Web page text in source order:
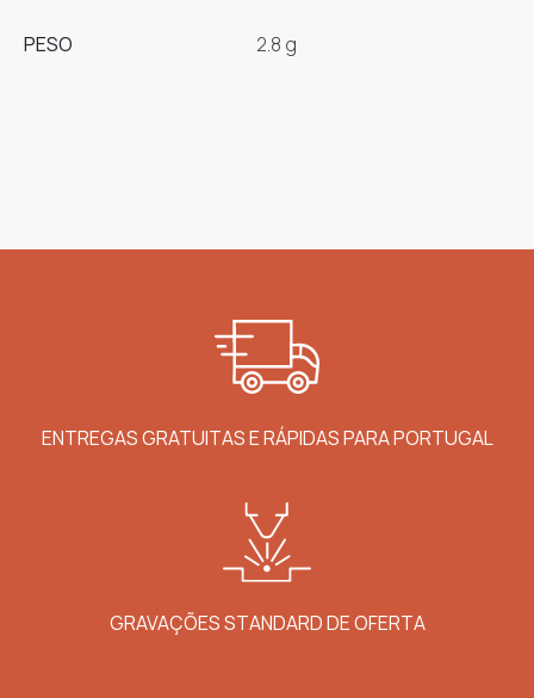
PESO 2.8 g
ENTREGAS GRATUITAS E RÁPIDAS PARA PORTUGAL
GRAVAÇÕES STANDARD DE OFERTA